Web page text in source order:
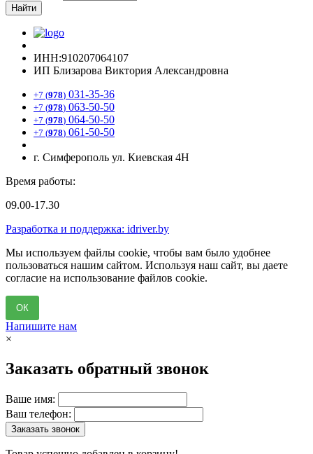
Найти
ИНН:910207064107
ИП Близарова Виктория Александровна
+7 (978) 031-35-36
+7 (978) 063-50-50
+7 (978) 064-50-50
+7 (978) 061-50-50
г. Симферополь ул. Киевская 4Н
Время работы:
09.00-17.30
Разработка и поддержка: idriver.by
Мы используем файлы cookie, чтобы вам было удобнее
пользоваться нашим сайтом. Используя наш сайт, вы даете
согласие на использование файлов cookie.
ОК
Напишите нам
×
Заказать обратный звонок
Ваше имя:
Ваш телефон:
Заказать звонок